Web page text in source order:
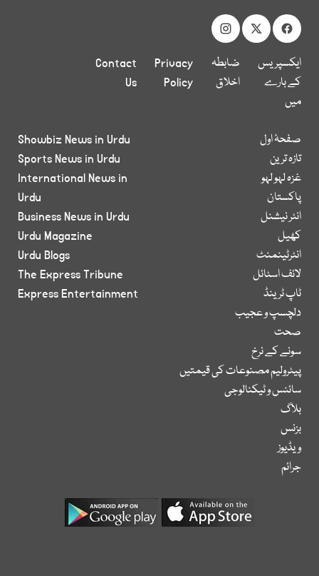
ایکسپریس
کے بارے
میں
ضابطہ
اخلاق
Privacy
Policy
Contact
Us
صفحۂ اول
تازہ ترین
غزہ لہو لہو
پاکستان
انٹر نیشنل
کھیل
انٹرٹینمنٹ
لائف اسٹائل
ٹاپ ٹرینڈ
دلچسپ و عجیب
صحت
سونے کے نرخ
پیٹرولیم مصنوعات کی قیمتیں
سائنس و ٹیکنالوجی
بلاگ
بزنس
ویڈیوز
جرائم
Showbiz News in Urdu
Sports News in Urdu
International News in
Urdu
Business News in Urdu
Urdu Magazine
Urdu Blogs
The Express Tribune
Express Entertainment